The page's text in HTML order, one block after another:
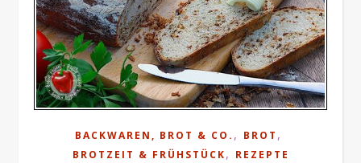
BACKWAREN, BROT & CO. , BROT ,
BROTZEIT & FRÜHSTÜCK, REZEPTE